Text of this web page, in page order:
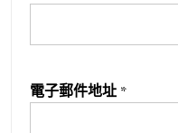
電子郵件地址 *